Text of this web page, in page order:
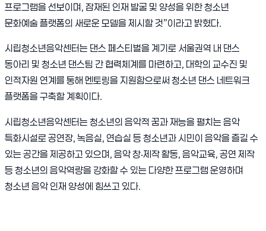
프로그램을 선보이며, 잠재된 인재 발굴 및 양성을 위한 청소년
문화예술 플랫폼의 새로운 모델을 제시할 것”이라고 밝혔다.
시립청소년음악센터는 댄스 페스티벌을 계기로 서울권역 내 댄스
동아리 및 청소년 댄스팀 간 협력체계를 마련하고, 대학의 교수진 및
인적자원 연계를 통해 멘토링을 지원함으로써 청소년 댄스 네트워크
플랫폼을 구축할 계획이다.
시립청소년음악센터는 청소년의 음악적 꿈과 재능을 펼치는 음악
특화시설로 공연장, 녹음실, 연습실 등 청소년과 시민이 음악을 즐길 수
있는 공간을 제공하고 있으며, 음악 창‧제작 활동, 음악교육, 공연 제작
등 청소년의 음악역량을 강화할 수 있는 다양한 프로그램 운영하며
청소년 음악 인재 양성에 힘쓰고 있다.